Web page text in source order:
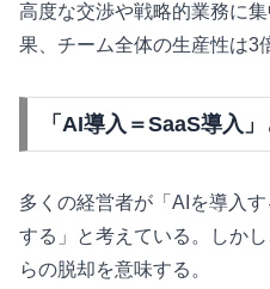
高度な交渉や戦略的業務に
果、チーム全体の生産性は3
「AI導入＝SaaS導入
多くの経営者が「AIを導入
する」と考えている。しか
らの脱却を意味する。